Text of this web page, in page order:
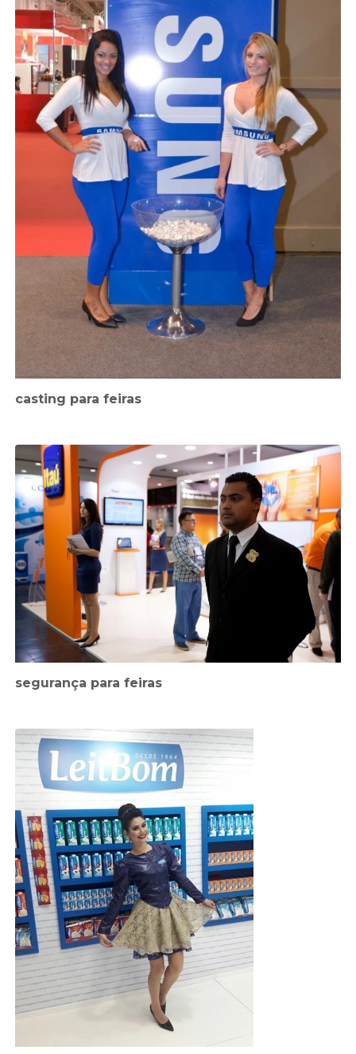
casting para feiras
segurança para feiras